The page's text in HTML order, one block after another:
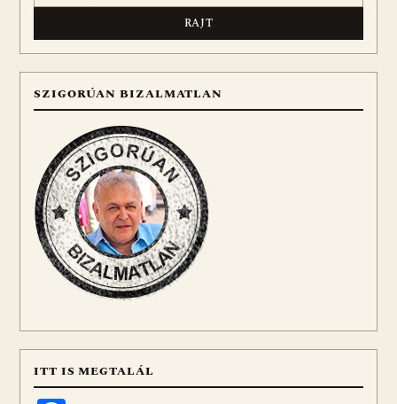
SZIGORÚAN BIZALMATLAN
ITT IS MEGTALÁL